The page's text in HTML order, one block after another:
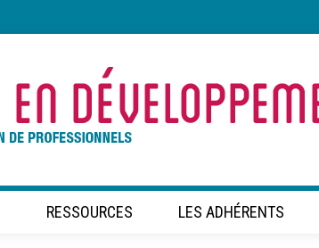
RESSOURCES LES ADHÉRENTS